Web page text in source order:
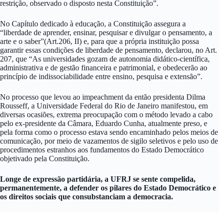
restrição, observado o disposto nesta Constituição”.
No Capítulo dedicado à educação, a Constituição assegura a
“liberdade de aprender, ensinar, pesquisar e divulgar o pensamento, a
arte e o saber”(Art.206, II) e, para que a própria instituição possa
garantir essas condições de liberdade de pensamento, declarou, no Art.
207, que “As universidades gozam de autonomia didático-científica,
administrativa e de gestão financeira e patrimonial, e obedecerão ao
princípio de indissociabilidade entre ensino, pesquisa e extensão”.
No processo que levou ao impeachment da então presidenta Dilma
Rousseff, a Universidade Federal do Rio de Janeiro manifestou, em
diversas ocasiões, extrema preocupação com o método levado a cabo
pelo ex-presidente da Câmara, Eduardo Cunha, atualmente preso, e
pela forma como o processo estava sendo encaminhado pelos meios de
comunicação, por meio de vazamentos de sigilo seletivos e pelo uso de
procedimentos estranhos aos fundamentos do Estado Democrático
objetivado pela Constituição.
Longe de expressão partidária, a UFRJ se sente compelida,
permanentemente, a defender os pilares do Estado Democrático e
os direitos sociais que consubstanciam a democracia.